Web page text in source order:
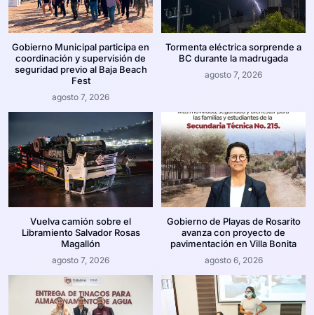
Gobierno Municipal participa en
coordinación y supervisión de
seguridad previo al Baja Beach
Fest
agosto 7, 2026
Tormenta eléctrica sorprende a
BC durante la madrugada
agosto 7, 2026
Vuelva camión sobre el
Libramiento Salvador Rosas
Magallón
agosto 7, 2026
Gobierno de Playas de Rosarito
avanza con proyecto de
pavimentación en Villa Bonita
agosto 6, 2026